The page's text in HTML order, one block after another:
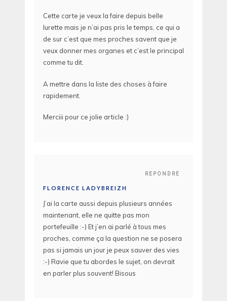
Cette carte je veux la faire depuis belle
lurette mais je n’ai pas pris le temps, ce qui a
de sur c’est que mes proches savent que je
veux donner mes organes et c’est le principal
comme tu dit.
A mettre dans la liste des choses à faire
rapidement.
Merciii pour ce jolie article :)
REPONDRE
FLORENCE LADYBREIZH
J’ai la carte aussi depuis plusieurs années
maintenant, elle ne quitte pas mon
portefeuille :-) Et j’en ai parlé à tous mes
proches, comme ça la question ne se posera
pas si jamais un jour je peux sauver des vies
:-) Ravie que tu abordes le sujet, on devrait
en parler plus souvent! Bisous